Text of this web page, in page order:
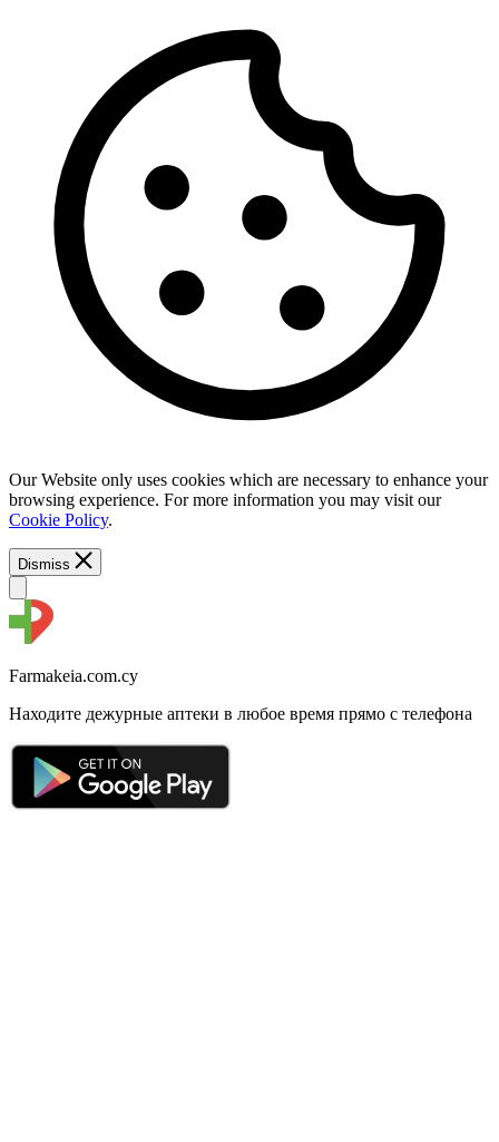
Our Website only uses cookies which are necessary to enhance your
browsing experience. For more information you may visit our
Cookie Policy.
Dismiss
Farmakeia.com.cy
Находите дежурные аптеки в любое время прямо с телефона